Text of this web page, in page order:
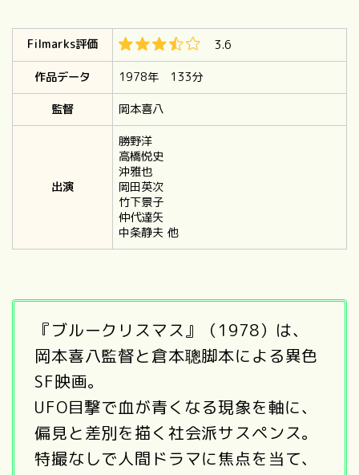
Filmarks評価
3.6
作品データ
1978年 133分
監督
岡本喜八
出演
勝野洋
高橋悦史
沖雅也
岡田英次
竹下景子
仲代達矢
中条静夫 他
『ブルークリスマス』（1978）は、
岡本喜八監督と倉本聰脚本による異色
SF映画。
UFO目撃で血が青くなる現象を軸に、
偏見と差別を描く社会派サスペンス。
特撮なしで人間ドラマに焦点を当て、